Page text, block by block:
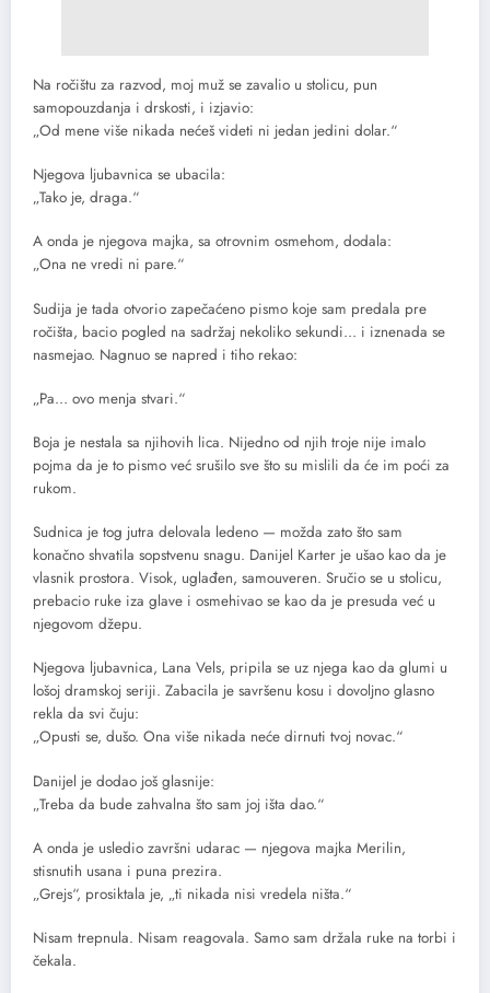
Na ročištu za razvod, moj muž se zavalio u stolicu, pun
samopouzdanja i drskosti, i izjavio:
„Od mene više nikada nećeš videti ni jedan jedini dolar.“
Njegova ljubavnica se ubacila:
„Tako je, draga.“
A onda je njegova majka, sa otrovnim osmehom, dodala:
„Ona ne vredi ni pare.“
Sudija je tada otvorio zapečaćeno pismo koje sam predala pre
ročišta, bacio pogled na sadržaj nekoliko sekundi… i iznenada se
nasmejao. Nagnuo se napred i tiho rekao:
„Pa… ovo menja stvari.“
Boja je nestala sa njihovih lica. Nijedno od njih troje nije imalo
pojma da je to pismo već srušilo sve što su mislili da će im poći za
rukom.
Sudnica je tog jutra delovala ledeno — možda zato što sam
konačno shvatila sopstvenu snagu. Danijel Karter je ušao kao da je
vlasnik prostora. Visok, uglađen, samouveren. Sručio se u stolicu,
prebacio ruke iza glave i osmehivao se kao da je presuda već u
njegovom džepu.
Njegova ljubavnica, Lana Vels, pripila se uz njega kao da glumi u
lošoj dramskoj seriji. Zabacila je savršenu kosu i dovoljno glasno
rekla da svi čuju:
„Opusti se, dušo. Ona više nikada neće dirnuti tvoj novac.“
Danijel je dodao još glasnije:
„Treba da bude zahvalna što sam joj išta dao.“
A onda je usledio završni udarac — njegova majka Merilin,
stisnutih usana i puna prezira.
„Grejs“, prosiktala je, „ti nikada nisi vredela ništa.“
Nisam trepnula. Nisam reagovala. Samo sam držala ruke na torbi i
čekala.